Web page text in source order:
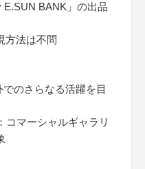
E.SUN BANK」の出品
方法は不問
でのさらなる活躍を目
コマーシャルギャラリ